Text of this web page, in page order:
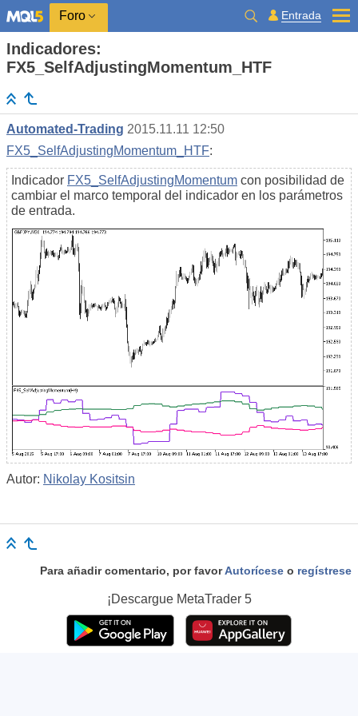
Foro Entrada
Indicadores:
FX5_SelfAdjustingMomentum_HTF
Automated-Trading 2015.11.11 12:50
FX5_SelfAdjustingMomentum_HTF:
Indicador FX5_SelfAdjustingMomentum con posibilidad de
cambiar el marco temporal del indicador en los parámetros
de entrada.
Autor: Nikolay Kositsin
Para añadir comentario, por favorAutorícese o regístrese
¡Descargue MetaTrader 5